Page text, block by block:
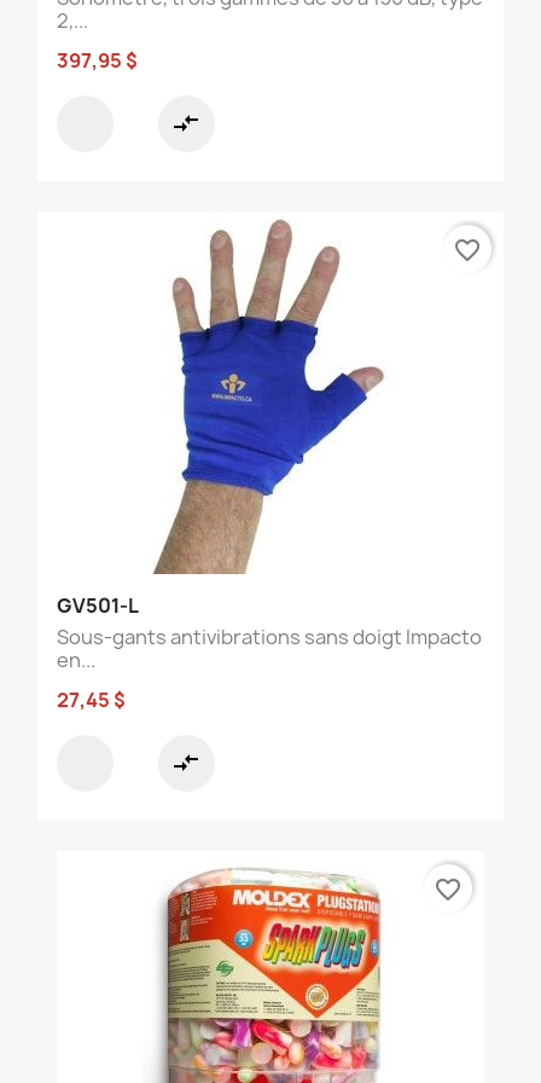
2,...
397,95 $
compare_arrows
GV501-L
Sous-gants antivibrations sans doigt Impacto
en...
27,45 $
compare_arrows
favorite_border
favorite_border